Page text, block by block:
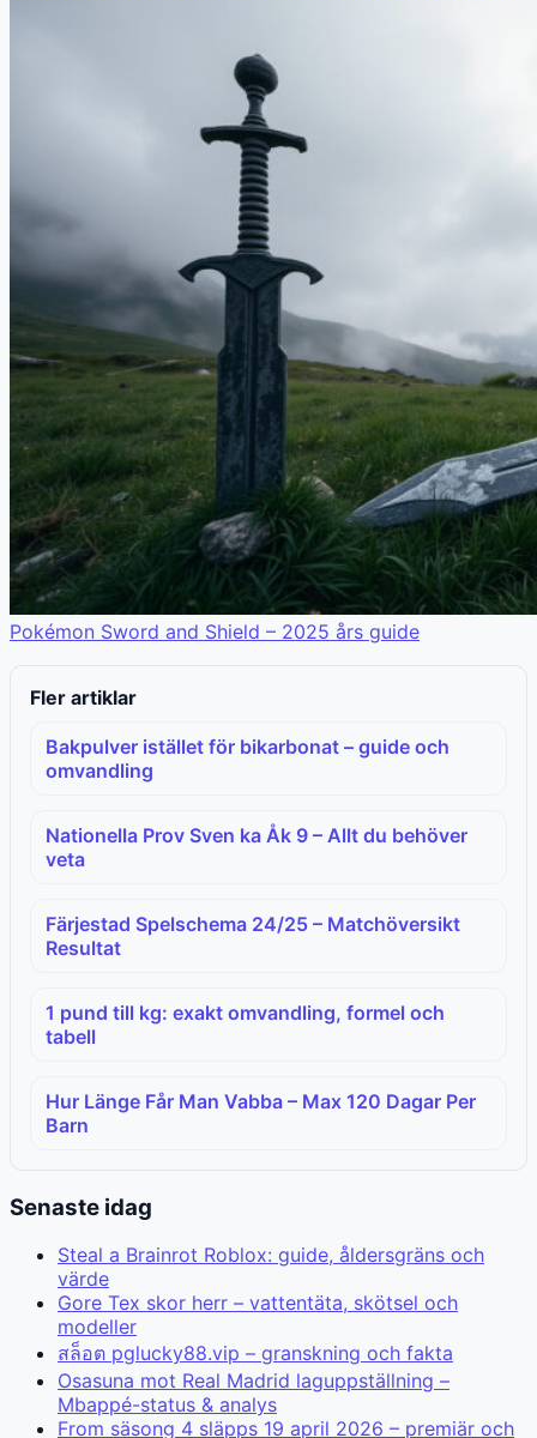
Pokémon Sword and Shield – 2025 års guide
Fler artiklar
Bakpulver istället för bikarbonat – guide och
omvandling
Nationella Prov Sven ka Åk 9 – Allt du behöver
veta
Färjestad Spelschema 24/25 – Matchöversikt
Resultat
1 pund till kg: exakt omvandling, formel och
tabell
Hur Länge Får Man Vabba – Max 120 Dagar Per
Barn
Senaste idag
Steal a Brainrot Roblox: guide, åldersgräns och
värde
Gore Tex skor herr – vattentäta, skötsel och
modeller
สล็อต pglucky88.vip – granskning och fakta
Osasuna mot Real Madrid laguppställning –
Mbappé-status & analys
From säsong 4 släpps 19 april 2026 – premiär och